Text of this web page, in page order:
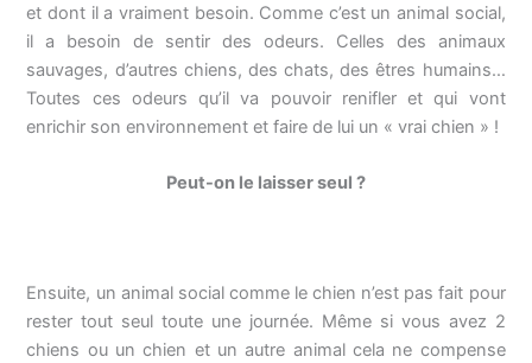
et dont il a vraiment besoin. Comme c’est un animal social,
il a besoin de sentir des odeurs. Celles des animaux
sauvages, d’autres chiens, des chats, des êtres humains…
Toutes ces odeurs qu’il va pouvoir renifler et qui vont
enrichir son environnement et faire de lui un « vrai chien » !
Peut-on le laisser seul ?
Ensuite, un animal social comme le chien n’est pas fait pour
rester tout seul toute une journée. Même si vous avez 2
chiens ou un chien et un autre animal cela ne compense